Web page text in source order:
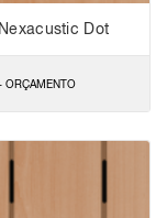
Dot
ORÇAMENTO